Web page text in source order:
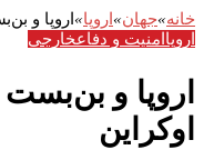
خانه»جهان» اروپا» اروپا و
اروپا امنیت و دفاعخارجی
اروپا و
اوکراین